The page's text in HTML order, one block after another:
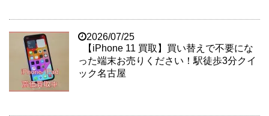
2026/07/25
【iPhone 11 買取】買い替えで不要にな
った端末お売りください！駅徒歩3分クイ
ック名古屋